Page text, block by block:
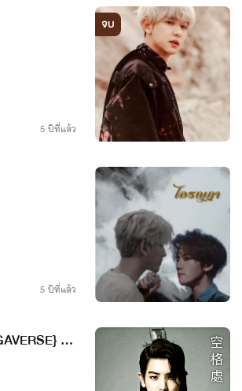
5 ปีที่แล้ว
จบ
5 ปีที่แล้ว
#ห